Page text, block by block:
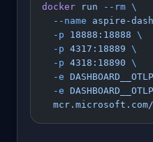
docker run --rm \
  --name
aspire-
  -p
18888:18888 \
  -p
4317:18889 \
  -p
4318:18890 \
  -e
  -e